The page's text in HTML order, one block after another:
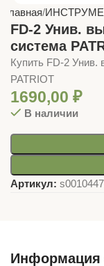
Главная
FD-2 Унив.
система
Купить FD-2
PATRIOT
1690,00 ₽
В наличии
Артикул:
Информация